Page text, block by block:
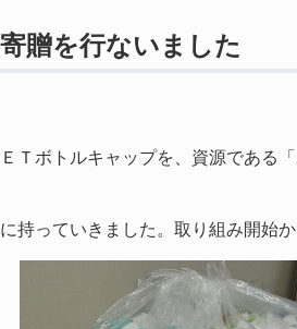
贈を行ないました
Ｔボトルキャップを、資源である
持っていきました。取り組み開始